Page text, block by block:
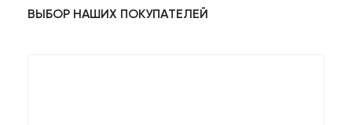
ВЫБОР НАШИХ ПОКУПАТЕЛЕЙ